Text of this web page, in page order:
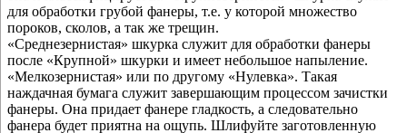
для обработки грубой фанеры, т.е. у которой множество
пороков, сколов, а так же трещин.
«Среднезернистая» шкурка служит для обработки фанеры
после «Крупной» шкурки и имеет небольшое напыление.
«Мелкозернистая» или по другому «Нулевка». Такая
наждачная бумага служит завершающим процессом зачистки
фанеры. Она придает фанере гладкость, а следовательно
фанера будет приятна на ощупь. Шлифуйте заготовленную